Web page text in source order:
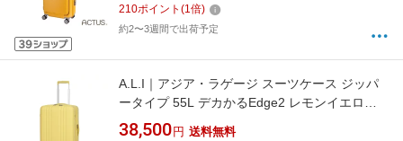
210ポイント (1倍)
約2〜3週間で出荷予定
A.L.I｜アジア・ラゲージ スーツケース ジッパ
ータイプ 55L デカかるEdge2 レモンイエロー
ALI-078-22FW
38,500 円 送料無料